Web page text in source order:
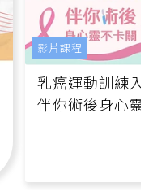
乳癌運動訓練入
伴你術後身心靈
影片課程